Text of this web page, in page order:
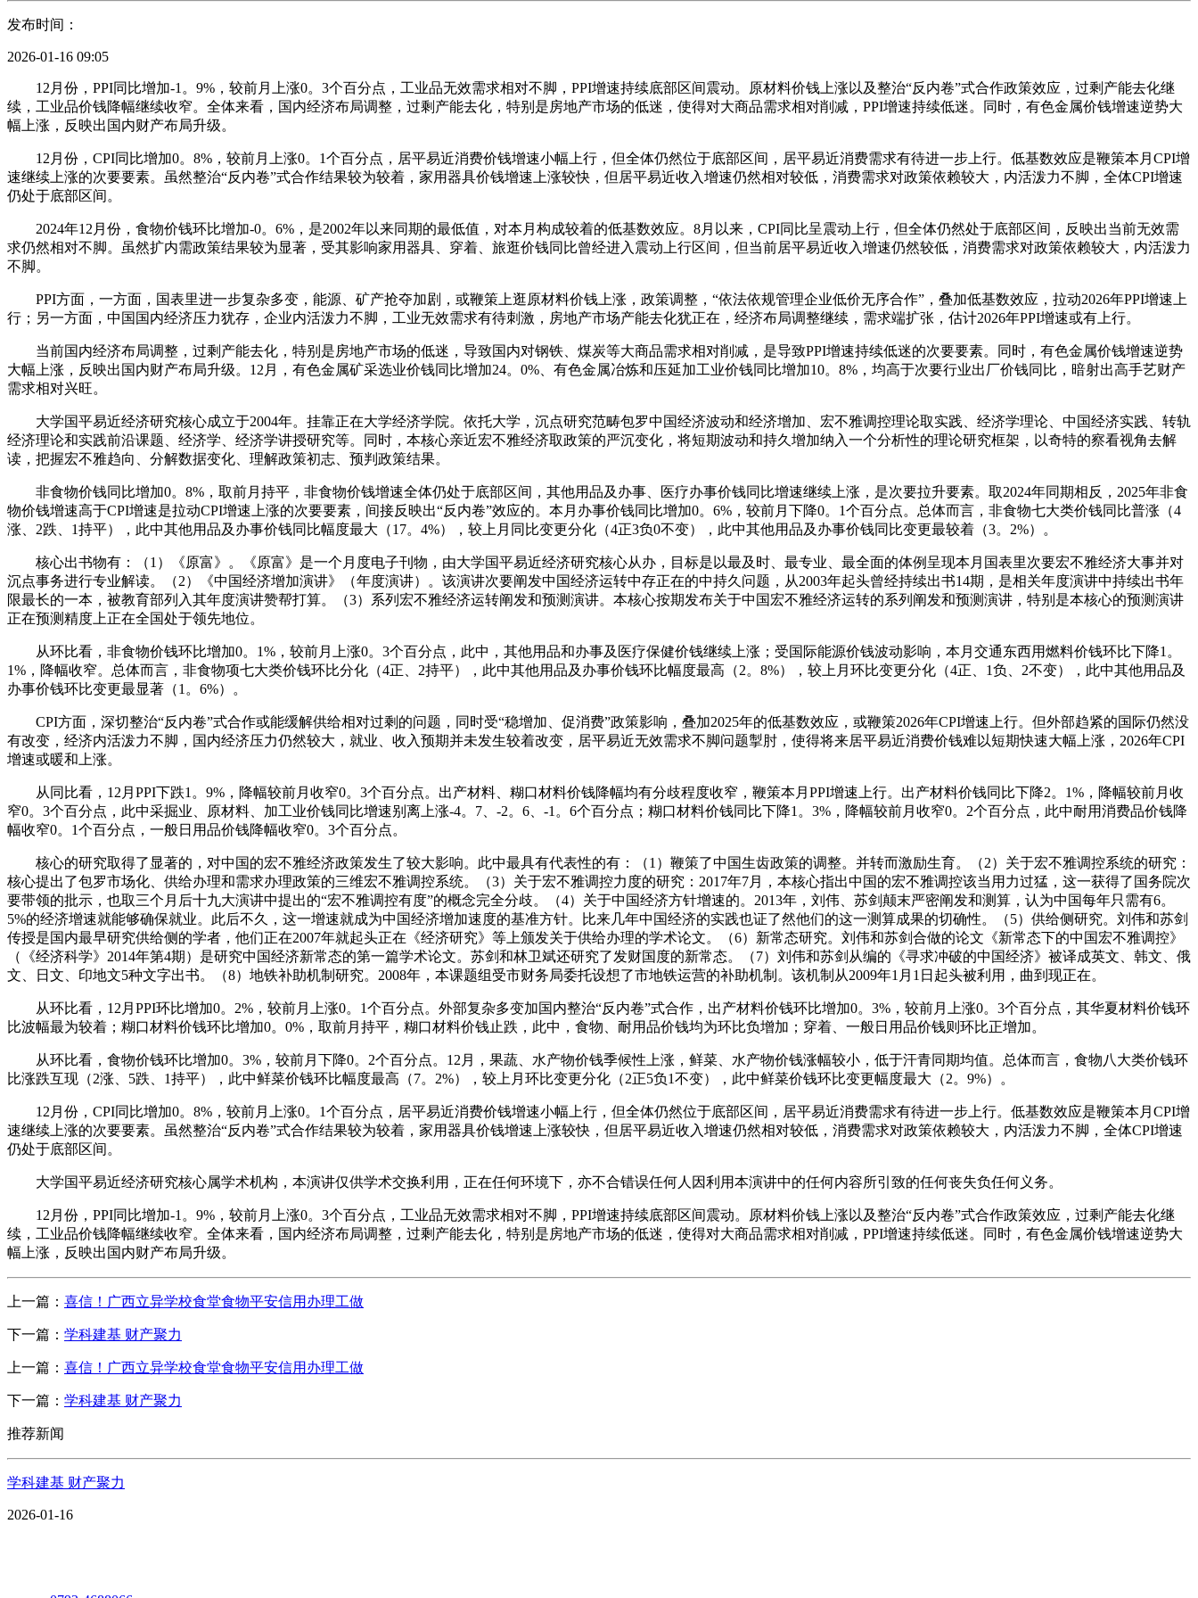
发布时间：
2026-01-16 09:05
12月份，PPI同比增加-1。9%，较前月上涨0。3个百分点，工业品无效需求相对不脚，PPI增速持续底部区间震动。原材料价钱上涨以及整治“反内卷”式合作政策效应，过剩产能去化继
续，工业品价钱降幅继续收窄。全体来看，国内经济布局调整，过剩产能去化，特别是房地产市场的低迷，使得对大商品需求相对削减，PPI增速持续低迷。同时，有色金属价钱增速逆势大
幅上涨，反映出国内财产布局升级。
12月份，CPI同比增加0。8%，较前月上涨0。1个百分点，居平易近消费价钱增速小幅上行，但全体仍然位于底部区间，居平易近消费需求有待进一步上行。低基数效应是鞭策本月CPI增
速继续上涨的次要要素。虽然整治“反内卷”式合作结果较为较着，家用器具价钱增速上涨较快，但居平易近收入增速仍然相对较低，消费需求对政策依赖较大，内活泼力不脚，全体CPI增速
仍处于底部区间。
2024年12月份，食物价钱环比增加-0。6%，是2002年以来同期的最低值，对本月构成较着的低基数效应。8月以来，CPI同比呈震动上行，但全体仍然处于底部区间，反映出当前无效需
求仍然相对不脚。虽然扩内需政策结果较为显著，受其影响家用器具、穿着、旅逛价钱同比曾经进入震动上行区间，但当前居平易近收入增速仍然较低，消费需求对政策依赖较大，内活泼力
不脚。
PPI方面，一方面，国表里进一步复杂多变，能源、矿产抢夺加剧，或鞭策上逛原材料价钱上涨，政策调整，“依法依规管理企业低价无序合作”，叠加低基数效应，拉动2026年PPI增速上
行；另一方面，中国国内经济压力犹存，企业内活泼力不脚，工业无效需求有待刺激，房地产市场产能去化犹正在，经济布局调整继续，需求端扩张，估计2026年PPI增速或有上行。
当前国内经济布局调整，过剩产能去化，特别是房地产市场的低迷，导致国内对钢铁、煤炭等大商品需求相对削减，是导致PPI增速持续低迷的次要要素。同时，有色金属价钱增速逆势
大幅上涨，反映出国内财产布局升级。12月，有色金属矿采选业价钱同比增加24。0%、有色金属冶炼和压延加工业价钱同比增加10。8%，均高于次要行业出厂价钱同比，暗射出高手艺财产
需求相对兴旺。
大学国平易近经济研究核心成立于2004年。挂靠正在大学经济学院。依托大学，沉点研究范畴包罗中国经济波动和经济增加、宏不雅调控理论取实践、经济学理论、中国经济实践、转轨
经济理论和实践前沿课题、经济学、经济学讲授研究等。同时，本核心亲近宏不雅经济取政策的严沉变化，将短期波动和持久增加纳入一个分析性的理论研究框架，以奇特的察看视角去解
读，把握宏不雅趋向、分解数据变化、理解政策初志、预判政策结果。
非食物价钱同比增加0。8%，取前月持平，非食物价钱增速全体仍处于底部区间，其他用品及办事、医疗办事价钱同比增速继续上涨，是次要拉升要素。取2024年同期相反，2025年非食
物价钱增速高于CPI增速是拉动CPI增速上涨的次要要素，间接反映出“反内卷”效应的。本月办事价钱同比增加0。6%，较前月下降0。1个百分点。总体而言，非食物七大类价钱同比普涨（4
涨、2跌、1持平），此中其他用品及办事价钱同比幅度最大（17。4%），较上月同比变更分化（4正3负0不变），此中其他用品及办事价钱同比变更最较着（3。2%）。
核心出书物有：（1）《原富》。《原富》是一个月度电子刊物，由大学国平易近经济研究核心从办，目标是以最及时、最专业、最全面的体例呈现本月国表里次要宏不雅经济大事并对
沉点事务进行专业解读。（2）《中国经济增加演讲》（年度演讲）。该演讲次要阐发中国经济运转中存正在的中持久问题，从2003年起头曾经持续出书14期，是相关年度演讲中持续出书年
限最长的一本，被教育部列入其年度演讲赞帮打算。（3）系列宏不雅经济运转阐发和预测演讲。本核心按期发布关于中国宏不雅经济运转的系列阐发和预测演讲，特别是本核心的预测演讲
正在预测精度上正在全国处于领先地位。
从环比看，非食物价钱环比增加0。1%，较前月上涨0。3个百分点，此中，其他用品和办事及医疗保健价钱继续上涨；受国际能源价钱波动影响，本月交通东西用燃料价钱环比下降1。
1%，降幅收窄。总体而言，非食物项七大类价钱环比分化（4正、2持平），此中其他用品及办事价钱环比幅度最高（2。8%），较上月环比变更分化（4正、1负、2不变），此中其他用品及
办事价钱环比变更最显著（1。6%）。
CPI方面，深切整治“反内卷”式合作或能缓解供给相对过剩的问题，同时受“稳增加、促消费”政策影响，叠加2025年的低基数效应，或鞭策2026年CPI增速上行。但外部趋紧的国际仍然没
有改变，经济内活泼力不脚，国内经济压力仍然较大，就业、收入预期并未发生较着改变，居平易近无效需求不脚问题掣肘，使得将来居平易近消费价钱难以短期快速大幅上涨，2026年CPI
增速或暖和上涨。
从同比看，12月PPI下跌1。9%，降幅较前月收窄0。3个百分点。出产材料、糊口材料价钱降幅均有分歧程度收窄，鞭策本月PPI增速上行。出产材料价钱同比下降2。1%，降幅较前月收
窄0。3个百分点，此中采掘业、原材料、加工业价钱同比增速别离上涨-4。7、-2。6、-1。6个百分点；糊口材料价钱同比下降1。3%，降幅较前月收窄0。2个百分点，此中耐用消费品价钱降
幅收窄0。1个百分点，一般日用品价钱降幅收窄0。3个百分点。
核心的研究取得了显著的，对中国的宏不雅经济政策发生了较大影响。此中最具有代表性的有：（1）鞭策了中国生齿政策的调整。并转而激励生育。（2）关于宏不雅调控系统的研究：
核心提出了包罗市场化、供给办理和需求办理政策的三维宏不雅调控系统。（3）关于宏不雅调控力度的研究：2017年7月，本核心指出中国的宏不雅调控该当用力过猛，这一获得了国务院次
要带领的批示，也取三个月后十九大演讲中提出的“宏不雅调控有度”的概念完全分歧。（4）关于中国经济方针增速的。2013年，刘伟、苏剑颠末严密阐发和测算，认为中国每年只需有6。
5%的经济增速就能够确保就业。此后不久，这一增速就成为中国经济增加速度的基准方针。比来几年中国经济的实践也证了然他们的这一测算成果的切确性。（5）供给侧研究。刘伟和苏剑
传授是国内最早研究供给侧的学者，他们正在2007年就起头正在《经济研究》等上颁发关于供给办理的学术论文。（6）新常态研究。刘伟和苏剑合做的论文《新常态下的中国宏不雅调控》
（《经济科学》2014年第4期）是研究中国经济新常态的第一篇学术论文。苏剑和林卫斌还研究了发财国度的新常态。（7）刘伟和苏剑从编的《寻求冲破的中国经济》被译成英文、韩文、俄
文、日文、印地文5种文字出书。（8）地铁补助机制研究。2008年，本课题组受市财务局委托设想了市地铁运营的补助机制。该机制从2009年1月1日起头被利用，曲到现正在。
从环比看，12月PPI环比增加0。2%，较前月上涨0。1个百分点。外部复杂多变加国内整治“反内卷”式合作，出产材料价钱环比增加0。3%，较前月上涨0。3个百分点，其华夏材料价钱环
比波幅最为较着；糊口材料价钱环比增加0。0%，取前月持平，糊口材料价钱止跌，此中，食物、耐用品价钱均为环比负增加；穿着、一般日用品价钱则环比正增加。
从环比看，食物价钱环比增加0。3%，较前月下降0。2个百分点。12月，果蔬、水产物价钱季候性上涨，鲜菜、水产物价钱涨幅较小，低于汗青同期均值。总体而言，食物八大类价钱环
比涨跌互现（2涨、5跌、1持平），此中鲜菜价钱环比幅度最高（7。2%），较上月环比变更分化（2正5负1不变），此中鲜菜价钱环比变更幅度最大（2。9%）。
12月份，CPI同比增加0。8%，较前月上涨0。1个百分点，居平易近消费价钱增速小幅上行，但全体仍然位于底部区间，居平易近消费需求有待进一步上行。低基数效应是鞭策本月CPI增
速继续上涨的次要要素。虽然整治“反内卷”式合作结果较为较着，家用器具价钱增速上涨较快，但居平易近收入增速仍然相对较低，消费需求对政策依赖较大，内活泼力不脚，全体CPI增速
仍处于底部区间。
大学国平易近经济研究核心属学术机构，本演讲仅供学术交换利用，正在任何环境下，亦不合错误任何人因利用本演讲中的任何内容所引致的任何丧失负任何义务。
12月份，PPI同比增加-1。9%，较前月上涨0。3个百分点，工业品无效需求相对不脚，PPI增速持续底部区间震动。原材料价钱上涨以及整治“反内卷”式合作政策效应，过剩产能去化继
续，工业品价钱降幅继续收窄。全体来看，国内经济布局调整，过剩产能去化，特别是房地产市场的低迷，使得对大商品需求相对削减，PPI增速持续低迷。同时，有色金属价钱增速逆势大
幅上涨，反映出国内财产布局升级。
上一篇： 喜信！广西立异学校食堂食物平安信用办理工做
下一篇： 学科建基 财产聚力
上一篇： 喜信！广西立异学校食堂食物平安信用办理工做
下一篇： 学科建基 财产聚力
推荐新闻
学科建基 财产聚力
2026-01-16